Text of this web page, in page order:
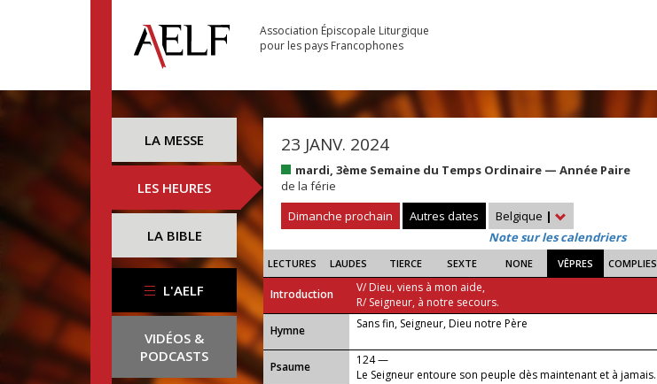
Association Épiscopale Liturgique
pour les pays Francophones
LA MESSE
LES HEURES
LA BIBLE
L'AELF
VIDÉOS &
PODCASTS
23 JANV. 2024
mardi, 3ème Semaine du Temps Ordinaire — Année Paire
de la férie
Dimanche prochain
Autres dates Belgique |
Note sur les calendriers
LECTURES LAUDES TIERCE SEXTE NONE VÊPRES COMPLIES
Introduction
V/ Dieu, viens à mon aide,
R/ Seigneur, à notre secours.
...
Hymne Sans fin, Seigneur, Dieu notre Père
Psaume
124 —
Le Seigneur entoure son peuple dès maintenant et à jamais.